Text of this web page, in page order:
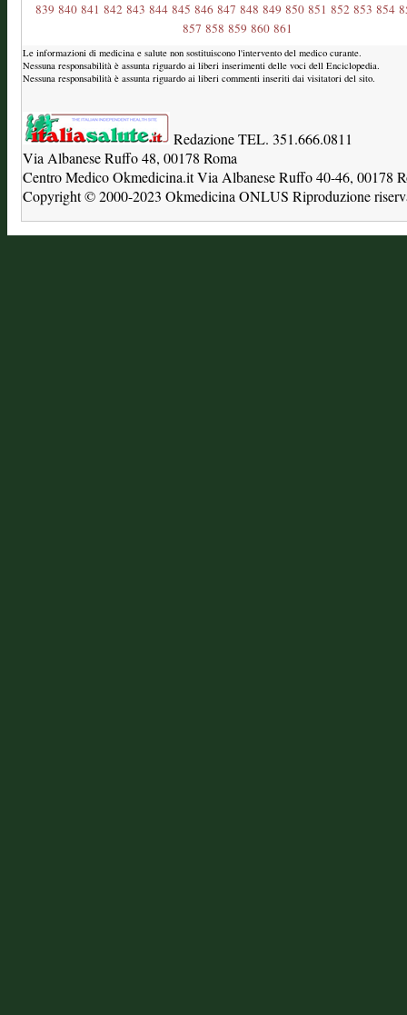
839 840 841 842 843 844 845 846 847 848 849 850 851 852 853 854
857 858 859 860 861
Le informazioni di medicina e salute non sostituiscono l'intervento del medico curante.
Nessuna responsabilità è assunta riguardo ai liberi inserimenti delle voci dell Enciclopedia.
Nessuna responsabilità è assunta riguardo ai liberi commenti inseriti dai visitatori del sito.
Redazione TEL. 351.666.0811
Via Albanese Ruffo 48, 00178 Roma
Centro Medico Okmedicina.it Via Albanese Ruffo 40-46, 00178
Copyright © 2000-2023 Okmedicina ONLUS Riproduzione